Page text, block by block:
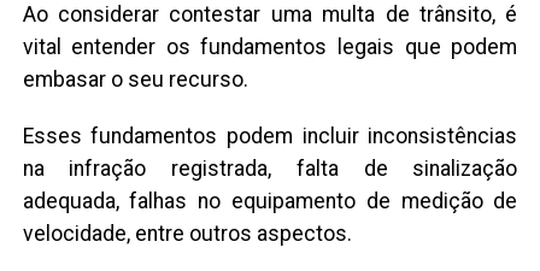
Ao considerar contestar uma multa de trânsito, é
vital entender os fundamentos legais que podem
embasar o seu recurso.
Esses fundamentos podem incluir inconsistências
na infração registrada, falta de sinalização
adequada, falhas no equipamento de medição de
velocidade, entre outros aspectos.